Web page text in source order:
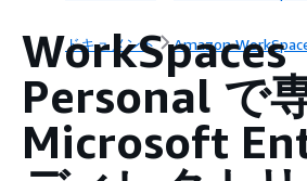
ドキュメント Amazon
WorkSpaces
Personal で
Microsoft